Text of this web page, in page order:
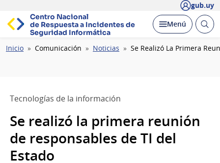
gub.uy
Centro Nacional
de Respuesta a Incidentesde
Seguridad Informática
Desplegar
Menú Abrir
Ruta
Inicio Comunicación Noticias Se Realizó La Primera
Tecnologías de la información
Se realizó la primera reunión
de responsables de TI del
Estado